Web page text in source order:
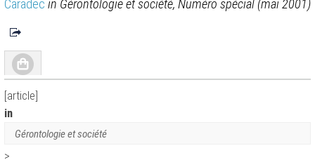
Caradec in Gérontologie et société, Numéro spécial (mai 2001)
[article]
in
Gérontologie et société
>